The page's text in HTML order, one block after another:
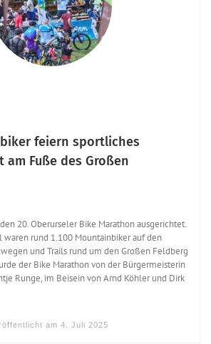
feiern sportliches
am Fuße des Großen
20. Oberurseler Bike Marathon ausgerichtet.
rund 1.100 Mountainbiker auf den
und Trails rund um den Großen Feldberg
der Bike Marathon von der Bürgermeisterin
Runge, im Beisein von Arnd Köhler und Dirk
am 4. Juli 2025